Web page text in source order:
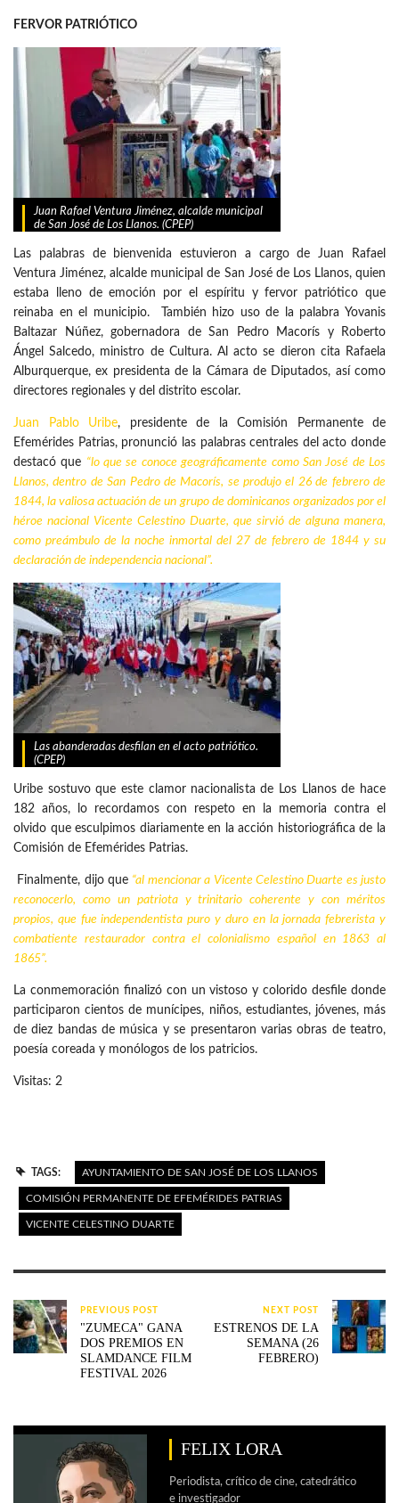
FERVOR PATRIÓTICO
Juan Rafael Ventura Jiménez, alcalde municipal
de San José de Los Llanos. (CPEP)
Las palabras de bienvenida estuvieron a cargo de Juan Rafael
Ventura Jiménez, alcalde municipal de San José de Los Llanos, quien
estaba lleno de emoción por el espíritu y fervor patriótico que
reinaba en el municipio. También hizo uso de la palabra Yovanis
Baltazar Núñez, gobernadora de San Pedro Macorís y Roberto
Ángel Salcedo, ministro de Cultura. Al acto se dieron cita Rafaela
Alburquerque, ex presidenta de la Cámara de Diputados, así como
directores regionales y del distrito escolar.
Juan Pablo Uribe, presidente de la Comisión Permanente de
Efemérides Patrias, pronunció las palabras centrales del acto donde
destacó que “lo que se conoce geográficamente como San José de Los
Llanos, dentro de San Pedro de Macorís, se produjo el 26 de febrero de
1844, la valiosa actuación de un grupo de dominicanos organizados por el
héroe nacional Vicente Celestino Duarte, que sirvió de alguna manera,
como preámbulo de la noche inmortal del 27 de febrero de 1844 y su
declaración de independencia nacional”.
Las abanderadas desfilan en el acto patriótico.
(CPEP)
Uribe sostuvo que este clamor nacionalista de Los Llanos de hace
182 años, lo recordamos con respeto en la memoria contra el
olvido que esculpimos diariamente en la acción historiográfica de la
Comisión de Efemérides Patrias.
Finalmente, dijo que “al mencionar a Vicente Celestino Duarte es justo
reconocerlo, como un patriota y trinitario coherente y con méritos
propios, que fue independentista puro y duro en la jornada febrerista y
combatiente restaurador contra el colonialismo español en 1863 al
1865”.
La conmemoración finalizó con un vistoso y colorido desfile donde
participaron cientos de munícipes, niños, estudiantes, jóvenes, más
de diez bandas de música y se presentaron varias obras de teatro,
poesía coreada y monólogos de los patricios.
Visitas: 2
TAGS: AYUNTAMIENTO DE SAN JOSÉ DE LOS LLANOS
COMISIÓN PERMANENTE DE EFEMÉRIDES PATRIAS
VICENTE CELESTINO DUARTE
PREVIOUS POST
"ZUMECA" GANA
DOS PREMIOS EN
SLAMDANCE FILM
FESTIVAL 2026
NEXT POST
ESTRENOS DE LA
SEMANA (26
FEBRERO)
FELIX LORA
Periodista, crítico de cine, catedrático
e investigador